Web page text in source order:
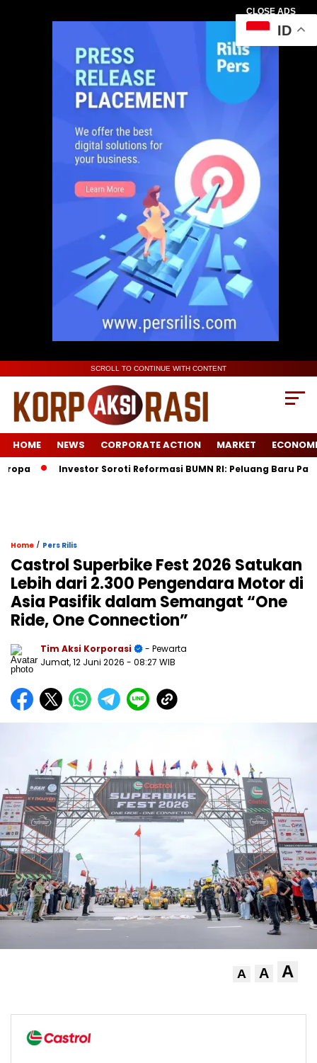
CLOSE ADS
SCROLL TO CONTINUE WITH CONTENT
HOME NEWS CORPORATE ACTION MARKET
Investor Soroti Reformasi BUMN RI: Peluang Baru Pasca
Home / Pers Rilis
Castrol Superbike Fest 2026 Satukan
Lebih dari 2.300 Pengendara Motor di
Asia Pasifik dalam Semangat “One
Ride, One Connection”
Tim Aksi Korporasi
- Pewarta
Jumat, 12 Juni 2026 - 08:27 WIB
A A A
ID